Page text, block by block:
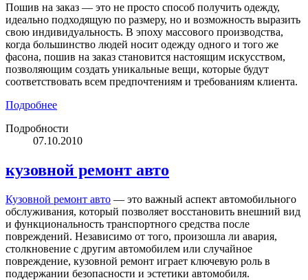
Пошив на заказ — это не просто способ получить одежду,
идеально подходящую по размеру, но и возможность выразить
свою индивидуальность. В эпоху массового производства,
когда большинство людей носит одежду одного и того же
фасона, пошив на заказ становится настоящим искусством,
позволяющим создать уникальные вещи, которые будут
соответствовать всем предпочтениям и требованиям клиента.
Подробнее
Подробности
07.10.2010
кузовной ремонт авто
Кузовной ремонт авто — это важный аспект автомобильного
обслуживания, который позволяет восстановить внешний вид
и функциональность транспортного средства после
повреждений. Независимо от того, произошла ли авария,
столкновение с другим автомобилем или случайное
повреждение, кузовной ремонт играет ключевую роль в
поддержании безопасности и эстетики автомобиля.